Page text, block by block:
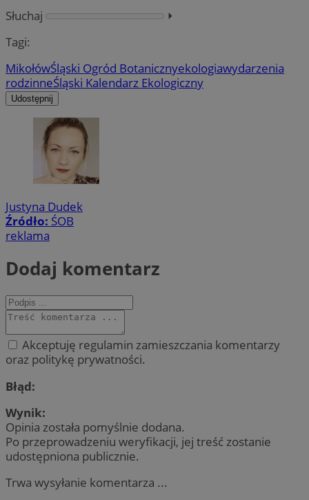
Słuchaj
⏵︎
Tagi:
MikołówŚląski Ogród Botanicznyekologiawydarzenia
rodzinneŚląski Kalendarz Ekologiczny
Udostępnij
Justyna Dudek
Źródło: ŚOB
reklama
Dodaj komentarz
Akceptuję regulamin zamieszczania komentarzy
oraz politykę prywatności.
Błąd:
Wynik:
Opinia została pomyślnie dodana.
Po przeprowadzeniu weryfikacji, jej treść zostanie
udostępniona publicznie.
Trwa wysyłanie komentarza ...